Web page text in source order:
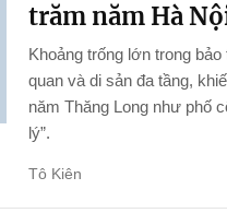
trăm năm Hà
Khoảng trống lớn trong
quan và di sản đa tầng,
năm Thăng Long như phố
lý”.
Tô Kiên